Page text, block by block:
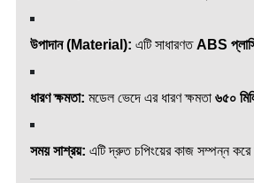
উপাদান (Material): এটি সাধারণত ABS
ধারণ ক্ষমতা: মডেল ভেদে এর ধারণ ক্ষমতা ৬৫০
সময় সাশ্রয়: এটি দ্রুত চপিংয়ের কাজ সম্পন্ন করে